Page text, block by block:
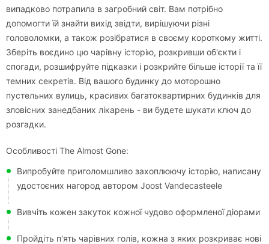
випадково потрапила в загробний світ. Вам потрібно
допомогти їй знайти вихід звідти, вирішуючи різні
головоломки, а також розібратися в своєму короткому житті.
Зберіть воєдино цю чарівну історію, розкривши об'єкти і
спогади, розшифруйте підказки і розкрийте більше історії та її
темних секретів. Від вашого будинку до моторошно
пустельних вулиць, красивих багатоквартирних будинків для
зловісних занедбаних лікарень - ви будете шукати ключ до
розгадки.
Особливості The Almost Gone:
Випробуйте приголомшливо захоплюючу історію, написану
удостоєних нагород автором Joost Vandecasteele
Вивчіть кожен закуток кожної чудово оформленої діорами
Пройдіть п'ять чарівних голів, кожна з яких розкриває нові